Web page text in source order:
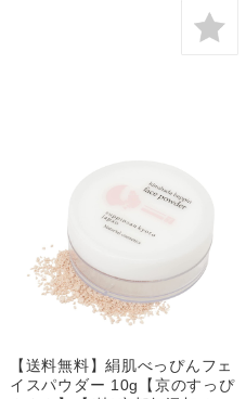
【送料無料】絹肌べっぴんフェ
イスパウダー 10g【京のすっぴ